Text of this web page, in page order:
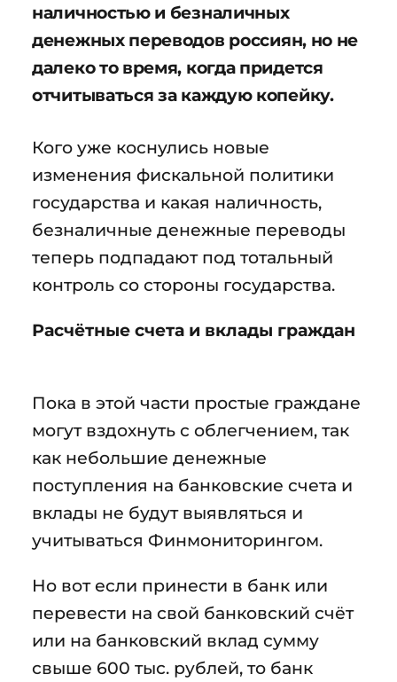
наличностью и безналичных
денежных переводов россиян, но не
далеко то время, когда придется
отчитываться за каждую копейку.
Кого уже коснулись новые
изменения фискальной политики
государства и какая наличность,
безналичные денежные переводы
теперь подпадают под тотальный
контроль со стороны государства.
Расчётные счета и вклады граждан
Пока в этой части простые граждане
могут вздохнуть с облегчением, так
как небольшие денежные
поступления на банковские счета и
вклады не будут выявляться и
учитываться Финмониторингом.
Но вот если принести в банк или
перевести на свой банковский счёт
или на банковский вклад сумму
свыше 600 тыс. рублей, то банк